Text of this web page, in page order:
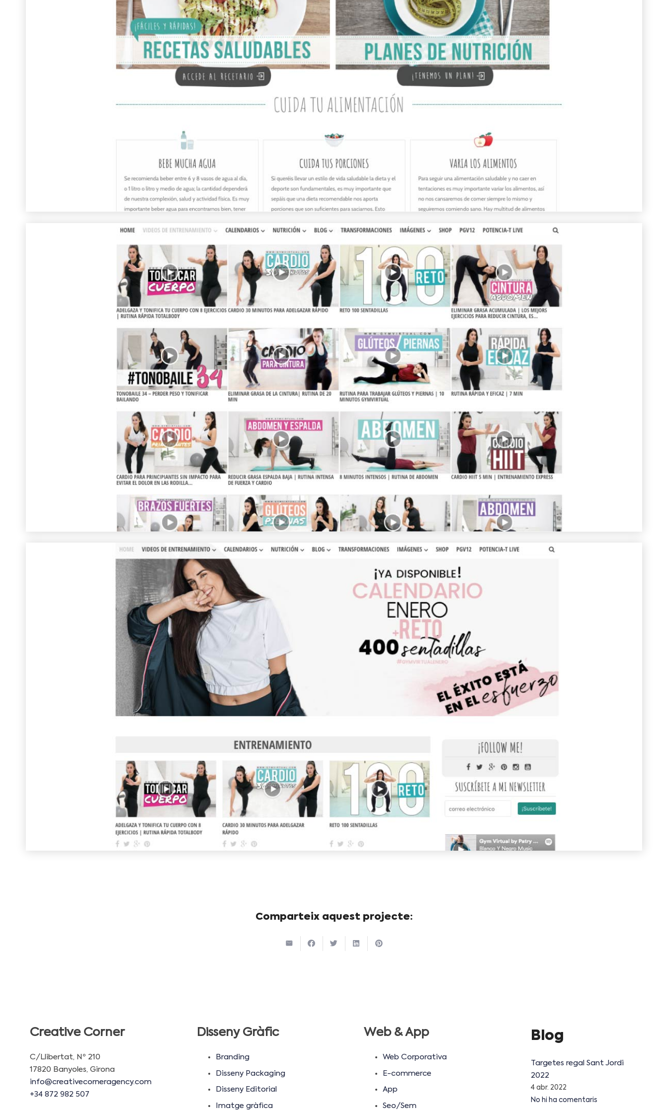
Comparteix aquest projecte:
Creative Corner
C/Llibertat, Nº 210
17820 Banyoles, Girona
info@creativecorneragency.com
+34 872 982 507
Disseny Gràfic
Branding
Disseny Packaging
Disseny Editorial
Imatge gràfica
Web & App
Web Corporativa
E-commerce
App
Seo/Sem
Blog
Targetes regal Sant Jordi
2022
4 abr. 2022
No hi ha comentaris